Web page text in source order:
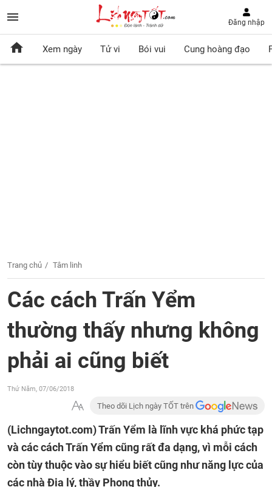
Đăng nhập
Xem ngày Tử vi Bói vui Cung hoàng đạo
Trang chủ Tâm linh
Các cách Trấn Yểm
thường thấy nhưng không
phải ai cũng biết
Thứ Năm, 07/06/2018
Theo dõi Lịch ngày TỐT trên
(Lichngaytot.com)Trấn Yểm là lĩnh vực khá phức tạp
và các cách Trấn Yểm cũng rất đa dạng, vì mỗi cách
còn tùy thuộc vào sự hiểu biết cũng như năng lực của
các nhà Địa lý, thầy Phong thủy.